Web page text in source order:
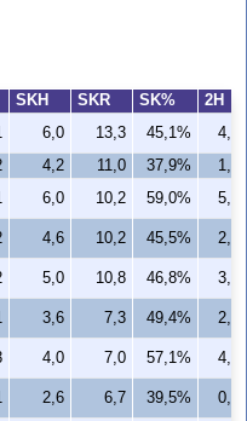
SKH SKR SK%
2H
6,0 13,3 45,1%
4,5
4,2 11,0 37,9%
1,2
6,0 10,2 59,0%
5,8
4,6 10,2 45,5%
2,5
5,0 10,8 46,8%
3,7
3,6 7,3 49,4%
2,8
4,0 7,0 57,1%
4,0
2,6 6,7 39,5%
0,6